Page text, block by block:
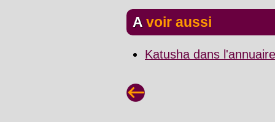
A voir aussi
Katusha dans